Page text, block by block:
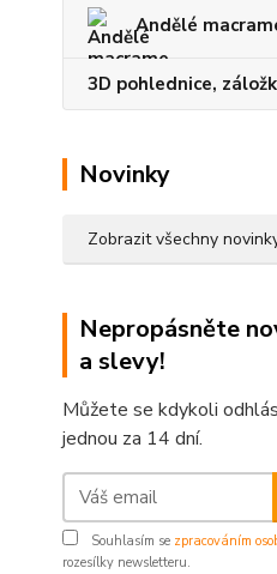
Andělé
3D pohlednice,
Novinky
Zobrazit všechny
Nepropásněte
a slevy!
Můžete se kdykoli
jednou za 14 dní.
Souhlasím se zpracováním
rozesílky newsletteru.